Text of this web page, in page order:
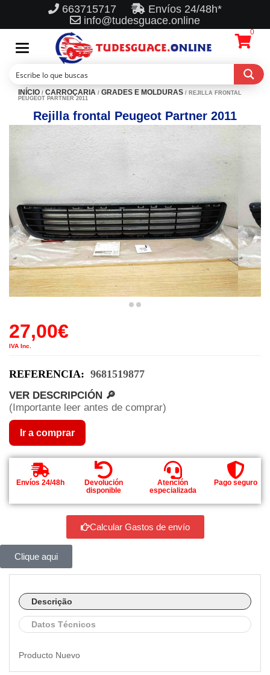
663715717
Envíos 24/48h*
info@tudesguace.online
Toggle
navigation
0
INÍCIO / CARROÇARIA / GRADES E MOLDURAS / REJILLA FRONTAL
PEUGEOT PARTNER 2011
Rejilla frontal Peugeot Partner 2011
27,00€
IVA Inc.
REFERENCIA: 9681519877
VER DESCRIPCIÓN 🔎
(Importante leer antes de comprar)
Ir a comprar
Envíos 24/48h
Devolución
disponible
Atención
especializada
Pago seguro
Calcular Gastos de envío
Clique aqui
Descrição
Datos Técnicos
Producto Nuevo